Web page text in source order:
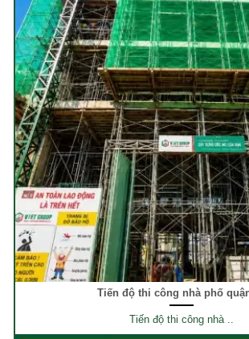
Tiến độ thi công nhà phố
Tiến độ thi công nhà ..